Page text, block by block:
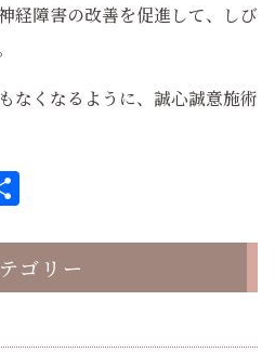
経障害の改善を促進して、しび
なくなるように、誠心誠意施術
ゴリー